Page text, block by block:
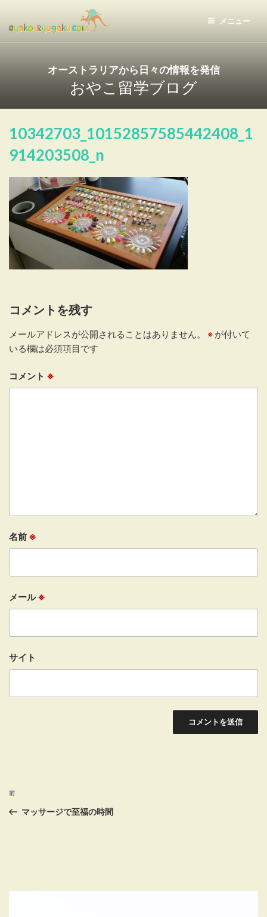
キ
おやこ留学ドットコム
メニュー
オーストラリアから日々の情報を発信
おやこ留学ブログ
10342703_10152857585442408_1
914203508_n
コメントを残す
メールアドレスが公開されることはありません。 ※ が付いて
いる欄は必須項目です
コメント ※
名前 ※
メール※
サイト
投
稿
ー
前
の
前
マッサージで至福の時間